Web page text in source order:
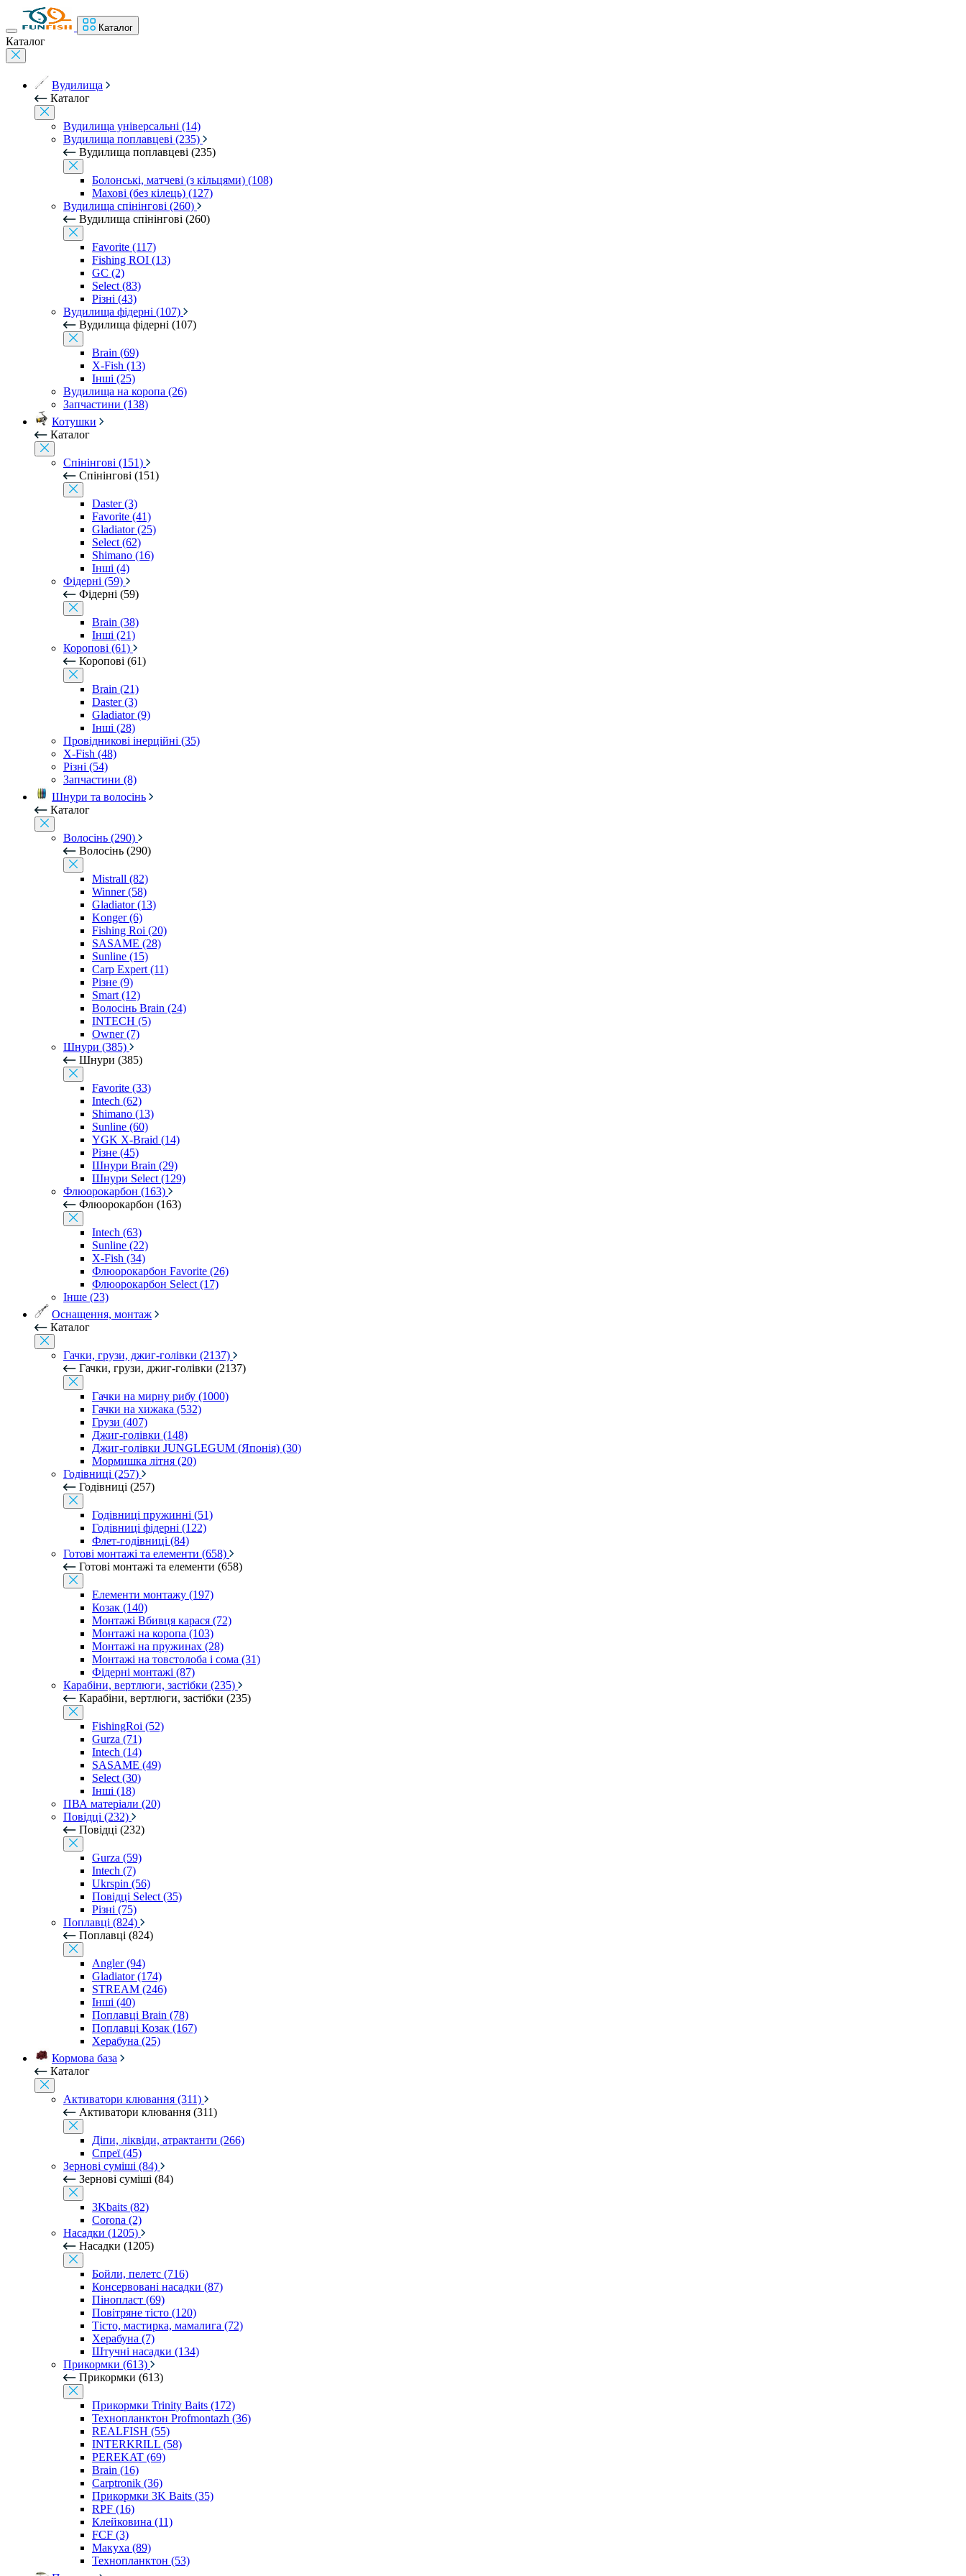
Каталог
Каталог
Вудилища
Каталог
Вудилища універсальні (14)
Вудилища поплавцеві (235)
Вудилища поплавцеві (235)
Болонські, матчеві (з кільцями) (108)
Махові (без кілець) (127)
Вудилища спінінгові (260)
Вудилища спінінгові (260)
Favorite (117)
Fishing ROI (13)
GC (2)
Select (83)
Різні (43)
Вудилища фідерні (107)
Вудилища фідерні (107)
Brain (69)
X-Fish (13)
Інші (25)
Вудилища на коропа (26)
Запчастини (138)
Котушки
Каталог
Спінінгові (151)
Спінінгові (151)
Daster (3)
Favorite (41)
Gladiator (25)
Select (62)
Shimano (16)
Інші (4)
Фідерні (59)
Фідерні (59)
Brain (38)
Інші (21)
Коропові (61)
Коропові (61)
Brain (21)
Daster (3)
Gladiator (9)
Інші (28)
Провідникові інерційні (35)
X-Fish (48)
Різні (54)
Запчастини (8)
Шнури та волосінь
Каталог
Волосінь (290)
Волосінь (290)
Mistrall (82)
Winner (58)
Gladiator (13)
Konger (6)
Fishing Roi (20)
SASAME (28)
Sunline (15)
Carp Expert (11)
Різне (9)
Smart (12)
Волосінь Brain (24)
INTECH (5)
Owner (7)
Шнури (385)
Шнури (385)
Favorite (33)
Intech (62)
Shimano (13)
Sunline (60)
YGK X-Braid (14)
Різне (45)
Шнури Brain (29)
Шнури Select (129)
Флюорокарбон (163)
Флюорокарбон (163)
Intech (63)
Sunline (22)
X-Fish (34)
Флюорокарбон Favorite (26)
Флюорокарбон Select (17)
Інше (23)
Оснащення, монтаж
Каталог
Гачки, грузи, джиг-голівки (2137)
Гачки, грузи, джиг-голівки (2137)
Гачки на мирну рибу (1000)
Гачки на хижака (532)
Грузи (407)
Джиг-голівки (148)
Джиг-голівки JUNGLEGUM (Японія) (30)
Мормишка літня (20)
Годівниці (257)
Годівниці (257)
Годівниці пружинні (51)
Годівниці фідерні (122)
Флет-годівниці (84)
Готові монтажі та елементи (658)
Готові монтажі та елементи (658)
Елементи монтажу (197)
Козак (140)
Монтажі Вбивця карася (72)
Монтажі на коропа (103)
Монтажі на пружинах (28)
Монтажі на товстолоба і сома (31)
Фідерні монтажі (87)
Карабіни, вертлюги, застібки (235)
Карабіни, вертлюги, застібки (235)
FishingRoi (52)
Gurza (71)
Intech (14)
SASAME (49)
Select (30)
Інші (18)
ПВА матеріали (20)
Повідці (232)
Повідці (232)
Gurza (59)
Intech (7)
Ukrspin (56)
Повідці Select (35)
Різні (75)
Поплавці (824)
Поплавці (824)
Angler (94)
Gladiator (174)
STREAM (246)
Інші (40)
Поплавці Brain (78)
Поплавці Козак (167)
Херабуна (25)
Кормова база
Каталог
Активатори клювання (311)
Активатори клювання (311)
Діпи, ліквіди, атрактанти (266)
Спреї (45)
Зернові суміші (84)
Зернові суміші (84)
3Kbaits (82)
Corona (2)
Насадки (1205)
Насадки (1205)
Бойли, пелетс (716)
Консервовані насадки (87)
Пінопласт (69)
Повітряне тісто (120)
Тісто, мастирка, мамалига (72)
Херабуна (7)
Штучні насадки (134)
Прикормки (613)
Прикормки (613)
Прикормки Trinity Baits (172)
Технопланктон Profmontazh (36)
REALFISH (55)
INTERKRILL (58)
PEREKAT (69)
Brain (16)
Carptronik (36)
Прикормки 3K Baits (35)
RPF (16)
Клейковина (11)
FCF (3)
Макуха (89)
Технопланктон (53)